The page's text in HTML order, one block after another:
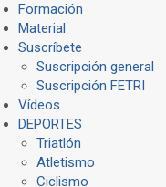
Formación
Material
Suscríbete
Suscripción general
Suscripción FETRI
Vídeos
DEPORTES
Triatlón
Atletismo
Ciclismo